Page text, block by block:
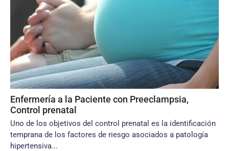
Enfermería a la Paciente con Preeclampsia,
Control prenatal
Uno de los objetivos del control pre­natal es la identificación
temprana de los factores de riesgo asociados a pa­tología
hipertensiva...